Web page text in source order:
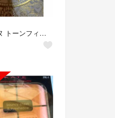
セザンヌ トーンフィルターハイライト 02フィルターピンク(2.3g)